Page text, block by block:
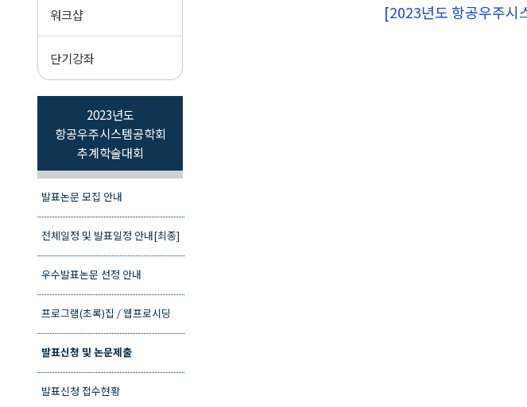
워크샵
단기강좌
2023년도
항공우주시스템공학회
추계학술대회
발표논문 모집 안내
전체일정 및 발표일정 안내[최종]
우수발표논문 선정 안내
프로그램(초록)집 / 웹프로시딩
발표신청 및 논문제출
발표신청 접수현황
[2023년도 항공우주시